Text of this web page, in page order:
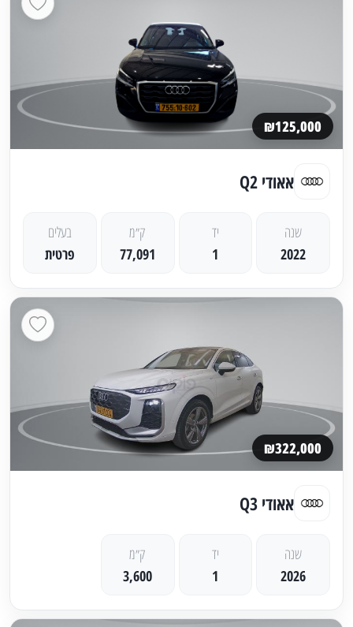
₪125,000
אאודי Q2
שנה
2022
יד
1
ק״מ
77,091
בעלים
פרטית
₪322,000
אאודי Q3
שנה
2026
יד
1
ק״מ
3,600